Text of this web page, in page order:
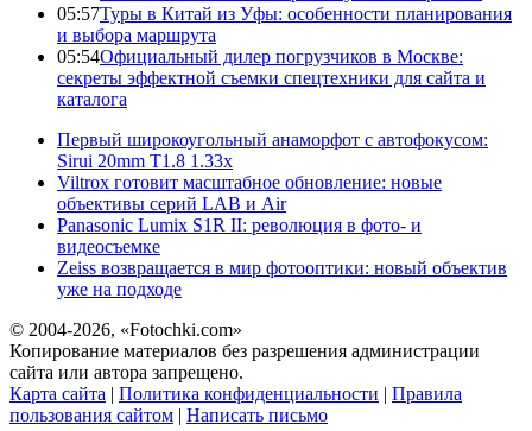
05:57Туры в Китай из Уфы: особенности планирования
и выбора маршрута
05:54Официальный дилер погрузчиков в Москве:
секреты эффектной съемки спецтехники для сайта и
каталога
Первый широкоугольный анаморфот с автофокусом:
Sirui 20mm T1.8 1.33x
Viltrox готовит масштабное обновление: новые
объективы серий LAB и Air
Panasonic Lumix S1R II: революция в фото- и
видеосъемке
Zeiss возвращается в мир фотооптики: новый объектив
уже на подходе
© 2004-2026, «Fotochki.com»
Копирование материалов без разрешения администрации
сайта или автора запрещено.
Карта сайта | Политика конфиденциальности | Правила
пользования сайтом | Написать письмо